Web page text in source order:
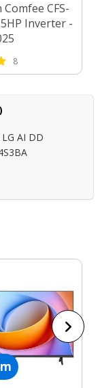
CFS-
Inverter -
8
AI DD